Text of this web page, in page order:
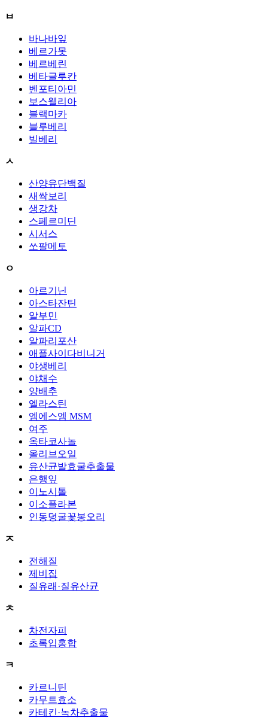
ㅂ
바나바잎
베르가못
베르베린
베타글루칸
벤포티아민
보스웰리아
블랙마카
블루베리
빌베리
ㅅ
산양유단백질
새싹보리
생강차
스페르미딘
시서스
쏘팔메토
ㅇ
아르기닌
아스타잔틴
알부민
알파CD
알파리포산
애플사이다비니거
야생베리
야채수
양배추
엘라스틴
엠에스엠 MSM
여주
옥타코사놀
올리브오일
유산균발효굴추출물
은행잎
이노시톨
이소플라본
인동덩굴꽃봉오리
ㅈ
전해질
제비집
질유래·질유산균
ㅊ
차전자피
초록입홍합
ㅋ
카르니틴
카무트효소
카테킨·녹차추출물